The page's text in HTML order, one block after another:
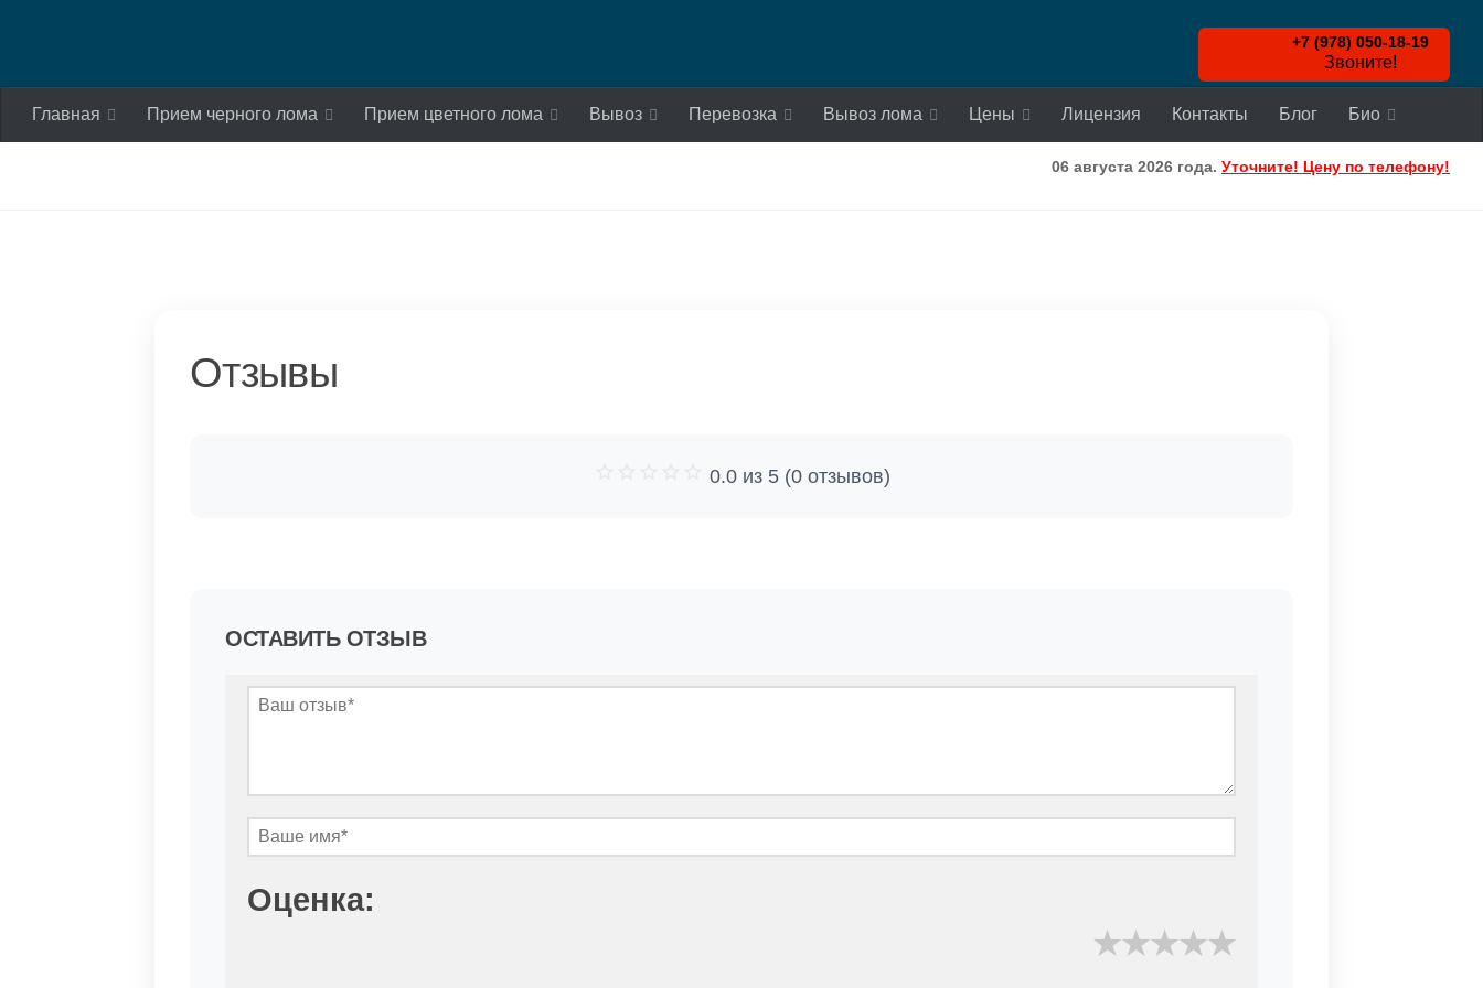
+7 (978) 050-18-19
Звоните!
Главная Прием черного лома Прием цветного лома Вывоз Перевозка Вывоз лома Цены Лицензия Контакты Блог Био
06 августа 2026 года. Уточните! Цену по телефону!
Отзывы
0.0 из 5 (0 отзывов)
ОСТАВИТЬ ОТЗЫВ
Оценка:
★
★
★
★
★